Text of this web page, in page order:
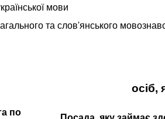
мови
та слов'янського
осіб,
по